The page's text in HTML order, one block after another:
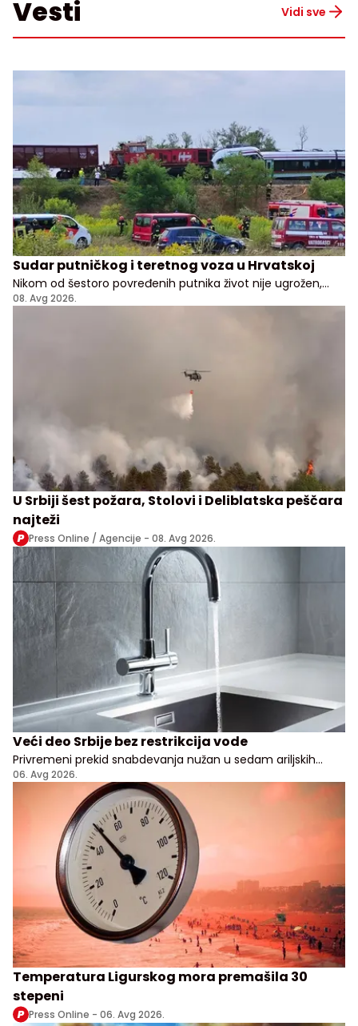
Vesti Vidi sve
Sudar putničkog i teretnog voza u Hrvatskoj
Nikom od šestoro povređenih putnika život nije ugrožen,
kažu lekari i predstavnici hrvatske vlade
08. Avg 2026.
U Srbiji šest požara, Stolovi i Deliblatska peščara
najteži
Press Online / Agencije - 08. Avg 2026.
Veći deo Srbije bez restrikcija vode
Privremeni prekid snabdevanja nužan u sedam ariljskih
naselja
06. Avg 2026.
Temperatura Ligurskog mora premašila 30
stepeni
Press Online - 06. Avg 2026.